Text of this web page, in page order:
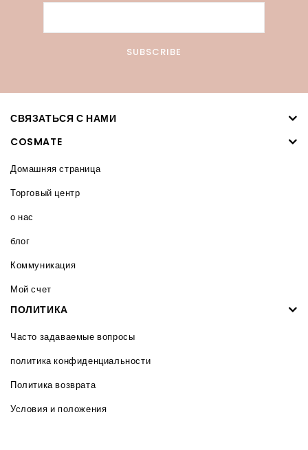
СВЯЗАТЬСЯ С НАМИ
COSMATE
Домашняя страница
Торговый центр
о нас
блог
Коммуникация
Мой счет
ПОЛИТИКА
Часто задаваемые вопросы
политика конфиденциальности
Политика возврата
Условия и положения